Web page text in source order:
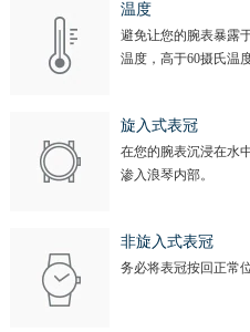
温度
避免让您的腕表暴露
温度，高于60摄氏温
旋入式表冠
在您的腕表沉浸在水
渗入浪琴内部。
非旋入式表冠
务必将表冠按回正常